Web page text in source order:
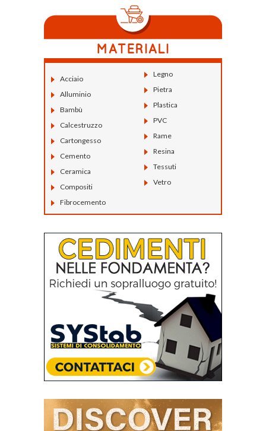
Acciaio
Alluminio
Bambù
Calcestruzzo
Cartongesso
Cemento
Ceramica
Compositi
Fibrocemento
Legno
Pietra
Plastica
PVC
Rame
Resina
Tessuti
Vetro